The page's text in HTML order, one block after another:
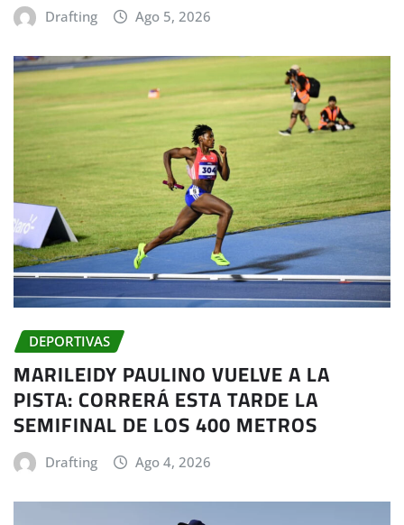
Drafting Ago 5, 2026
DEPORTIVAS
MARILEIDY PAULINO VUELVE A LA
PISTA: CORRERÁ ESTA TARDE LA
SEMIFINAL DE LOS 400 METROS
Drafting Ago 4, 2026